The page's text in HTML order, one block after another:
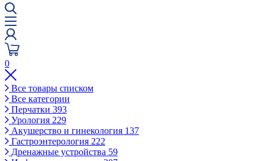
0
Все товары списком
Все категории
Перчатки 393
Урология 229
Акушерство и гинекология 137
Гастроэнтерология 222
Дренажные устройства 59